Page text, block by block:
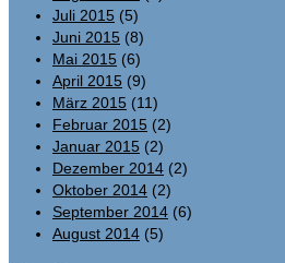
Juli 2015 (5)
Juni 2015 (8)
Mai 2015 (6)
April 2015 (9)
März 2015 (11)
Februar 2015 (2)
Januar 2015 (2)
Dezember 2014 (2)
Oktober 2014 (2)
September 2014 (6)
August 2014 (5)